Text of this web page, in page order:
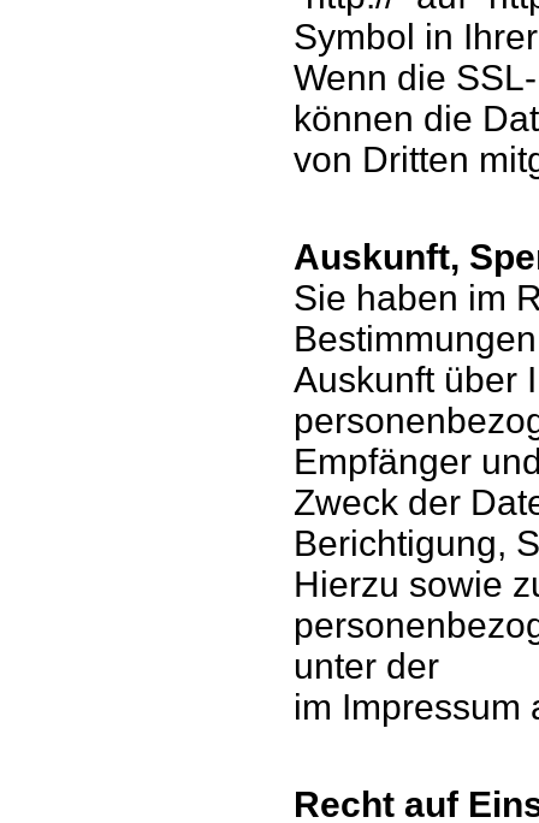
Symbol in
Wenn die
können die
von Dritten
Auskunft,
Sie haben im
Auskunft über
Empfänger
Zweck der
Berichtigung,
Hierzu sowie
unter der
im Impressum
Recht auf